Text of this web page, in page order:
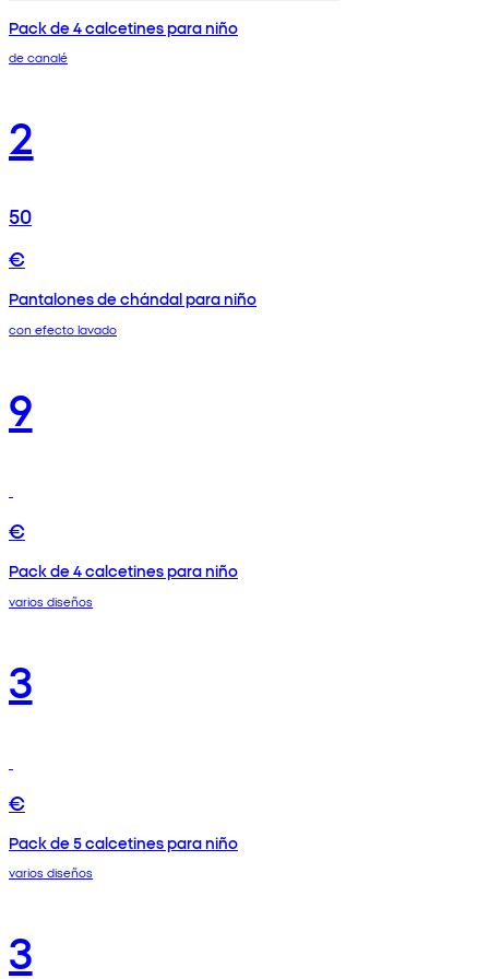
Pack de 4 calcetines para niño
de canalé
2
50
€
Pantalones de chándal para niño
con efecto lavado
9
€
Pack de 4 calcetines para niño
varios diseños
3
€
Pack de 5 calcetines para niño
varios diseños
3